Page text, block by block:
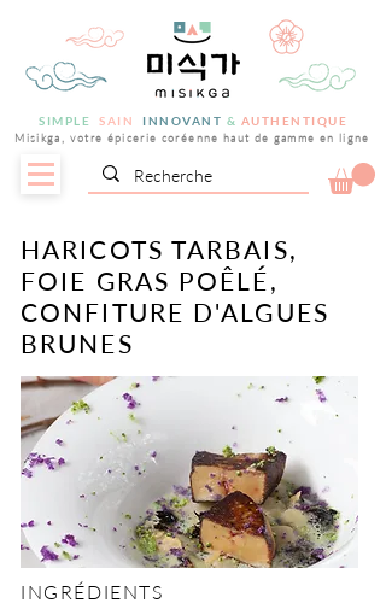
SIMPLE SAIN INNOVANT & AUTHENTIQUE
Misikga, votre épicerie coréenne haut de gamme en ligne
HARICOTS TARBAIS,
FOIE GRAS POÊLÉ,
CONFITURE D'ALGUES
BRUNES
INGRÉDIENTS